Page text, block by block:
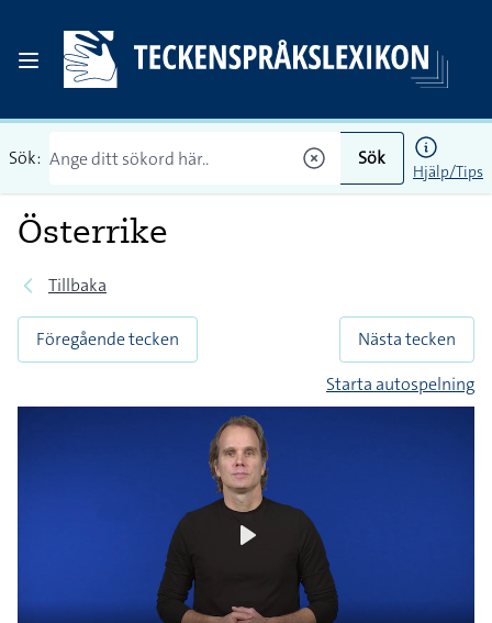
Sök: Sök
Hjälp/Tips
Österrike
Tillbaka
Föregående tecken
Nästa tecken
Starta autospelning